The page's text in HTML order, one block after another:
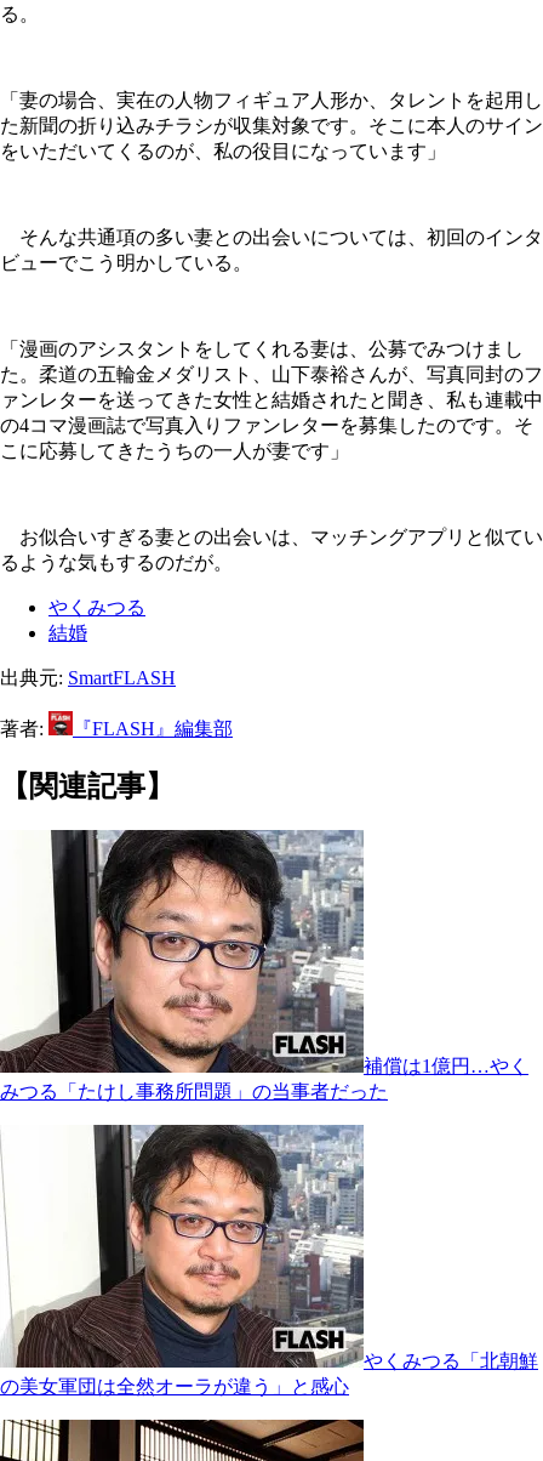
る。
「妻の場合、実在の人物フィギュア人形か、タレントを起用し
た新聞の折り込みチラシが収集対象です。そこに本人のサイン
をいただいてくるのが、私の役目になっています」
そんな共通項の多い妻との出会いについては、初回のインタ
ビューでこう明かしている。
「漫画のアシスタントをしてくれる妻は、公募でみつけまし
た。柔道の五輪金メダリスト、山下泰裕さんが、写真同封のフ
ァンレターを送ってきた女性と結婚されたと聞き、私も連載中
の4コマ漫画誌で写真入りファンレターを募集したのです。そ
こに応募してきたうちの一人が妻です」
お似合いすぎる妻との出会いは、マッチングアプリと似てい
るような気もするのだが。
やくみつる
結婚
出典元: SmartFLASH
著者: 『FLASH』編集部
【関連記事】
補償は1億円…やく
みつる「たけし事務所問題」の当事者だった
やくみつる「北朝鮮
の美女軍団は全然オーラが違う」と感心